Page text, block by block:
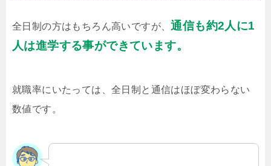
全日制の方はもちろん高いですが、通信も約2人に1
人は進学する事ができています。
就職率にいたっては、全日制と通信はほぼ変わらない
数値です。